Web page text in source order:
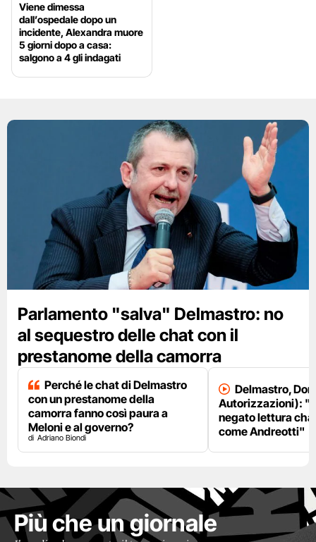
Viene dimessa
dall’ospedale dopo un
incidente, Alexandra muore
5 giorni dopo a casa:
salgono a 4 gli indagati
Parlamento "salva" Delmastro: no
al sequestro delle chat con il
prestanome della camorra
Perché le chat di Delmastro
con un prestanome della
camorra fanno così paura a
Meloni e al governo?
Adriano Biondi
Delmastro,
Autorizzazioni):
negato lettura
come Andreotti"
Più che un giornale